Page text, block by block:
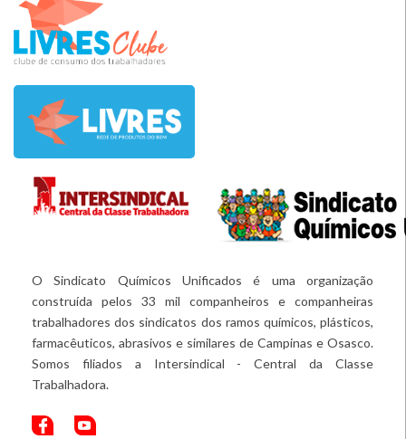
O Sindicato Químicos Unificados é uma organização
construída pelos 33 mil companheiros e companheiras
trabalhadores dos sindicatos dos ramos químicos, plásticos,
farmacêuticos, abrasivos e similares de Campinas e Osasco.
Somos filiados a Intersindical - Central da Classe
Trabalhadora.